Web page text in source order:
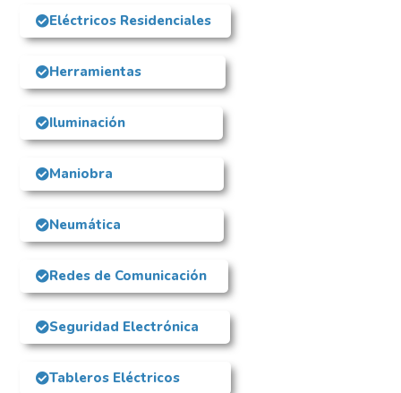
Eléctricos Residenciales
Herramientas
Iluminación
Maniobra
Neumática
Redes de Comunicación
Seguridad Electrónica
Tableros Eléctricos